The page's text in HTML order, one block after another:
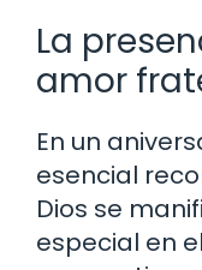
La
amor
En un
esencial
Dios se
especial en